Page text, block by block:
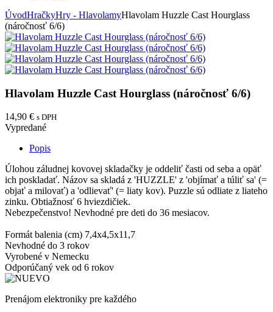
ÚvodHračkyHry - HlavolamyHlavolam Huzzle Cast Hourglass
(náročnosť 6/6)
Hlavolam Huzzle Cast Hourglass (náročnosť 6/6)
14,90 € s DPH
Vypredané
Popis
Úlohou záludnej kovovej skladačky je oddeliť časti od seba a opäť
ich poskladať. Názov sa skladá z 'HUZZLE' z 'objímať a túliť sa' (=
objať a milovať) a 'odlievať' (= liaty kov). Puzzle sú odliate z liateho
zinku. Obtiažnosť 6 hviezdičiek.
Nebezpečenstvo! Nevhodné pre deti do 36 mesiacov.
Formát balenia (cm) 7,4x4,5x11,7
Nevhodné do 3 rokov
Vyrobené v Nemecku
Odporúčaný vek od 6 rokov
Prenájom elektroniky pre každého